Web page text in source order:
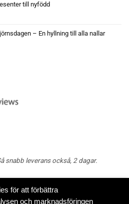
till nyfödd
– En hyllning till alla nallar
snabb leverans också, 2 dagar.
för att förbättra
och marknadsföringen